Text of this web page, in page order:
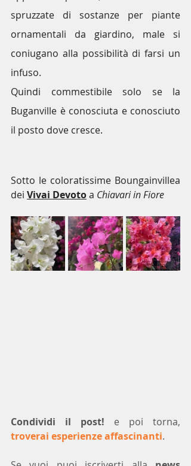
spruzzate di sostanze per piante
ornamentali da giardino, male si
coniugano alla possibilità di farsi un
infuso.
Quindi commestibile solo se la
Buganville è conosciuta e conosciuto
il posto dove cresce.
Sotto le coloratissime Boungainvillea
dei Vivai Devoto a Chiavari in Fiore
Condividi il post!
troverai esperienze affascinanti.